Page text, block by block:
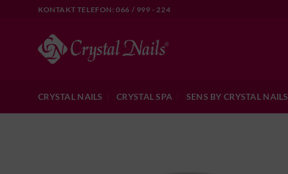
KONTAKT TELEFON: 066 / 999 - 224
CRYSTAL NAILS CRYSTAL SPA SENS BY CRYSTAL NAILS